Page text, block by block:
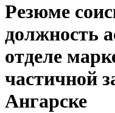
Резюме
должность
отделе
частичной
Ангарске